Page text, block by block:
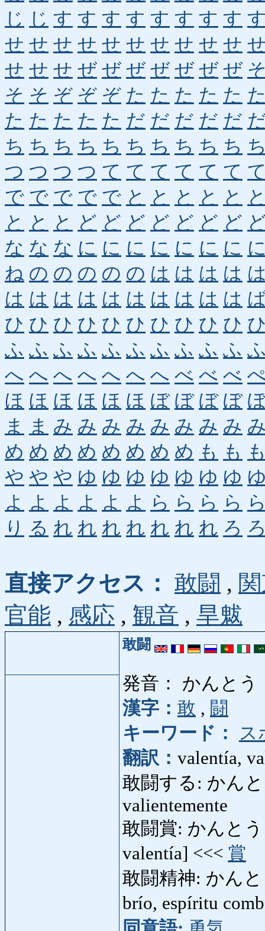
じ じ す す す す す す す す
せ せ せ せ せ せ せ せ せ せ
せ せ せ ぜ ぜ ぜ ぜ ぜ ぜ ぜ
そ そ ぞ ぞ ぞ た た た た た
た た た た た だ だ だ だ だ
ち ち ち ち ち ち ち ち ち ち
つ つ つ つ て て て て て て
で で で で で と と と と と
と と と ど ど ど ど ど ど ど
な な な に に に に に に に
ね の の の の の は は は は
は は は は は は は は は は
ひ ひ ひ ひ ひ ひ ひ ひ ひ ひ
ふ ふ ふ ふ ふ ふ ふ ふ ふ ふ
へ へ へ へ へ へ へ べ べ べ
ほ ほ ほ ほ ほ ほ ぼ ぼ ぼ ぼ
ま
ま み み み み み み み み
め め め め め め め め も も
や や や ゆ ゆ ゆ ゆ ゆ ゆ ゆ
よ よ よ よ よ よ ら ら ら ら
り る れ れ れ れ れ れ れ ろ
直接アクセス： 敢闘 ,
官能 , 感応 , 観音 , 旱魃
敢闘
発音： かんとう
漢字： 敢 , 闘
キーワード：
ス
翻訳： valentía,
敢闘する: かんと
valientemente
敢闘賞: かんとう
valentía] <<< 賞
敢闘精神: かん
brío, espíritu